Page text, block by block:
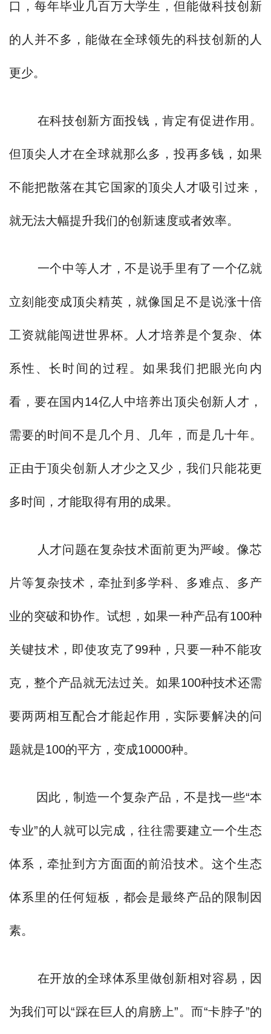
口，每年毕业几百万大学生，但能做科技创新
的人并不多，能做在全球领先的科技创新的人
更少。
在科技创新方面投钱，肯定有促进作用。
但顶尖人才在全球就那么多，投再多钱，如果
不能把散落在其它国家的顶尖人才吸引过来，
就无法大幅提升我们的创新速度或者效率。
一个中等人才，不是说手里有了一个亿就
立刻能变成顶尖精英，就像国足不是说涨十倍
工资就能闯进世界杯。人才培养是个复杂、体
系性、长时间的过程。如果我们把眼光向内
看，要在国内14亿人中培养出顶尖创新人才，
需要的时间不是几个月、几年，而是几十年。
正由于顶尖创新人才少之又少，我们只能花更
多时间，才能取得有用的成果。
人才问题在复杂技术面前更为严峻。像芯
片等复杂技术，牵扯到多学科、多难点、多产
业的突破和协作。试想，如果一种产品有100种
关键技术，即使攻克了99种，只要一种不能攻
克，整个产品就无法过关。如果100种技术还需
要两两相互配合才能起作用，实际要解决的问
题就是100的平方，变成10000种。
因此，制造一个复杂产品，不是找一些“本
专业”的人就可以完成，往往需要建立一个生态
体系，牵扯到方方面面的前沿技术。这个生态
体系里的任何短板，都会是最终产品的限制因
素。
在开放的全球体系里做创新相对容易，因
为我们可以“踩在巨人的肩膀上”。而“卡脖子”的